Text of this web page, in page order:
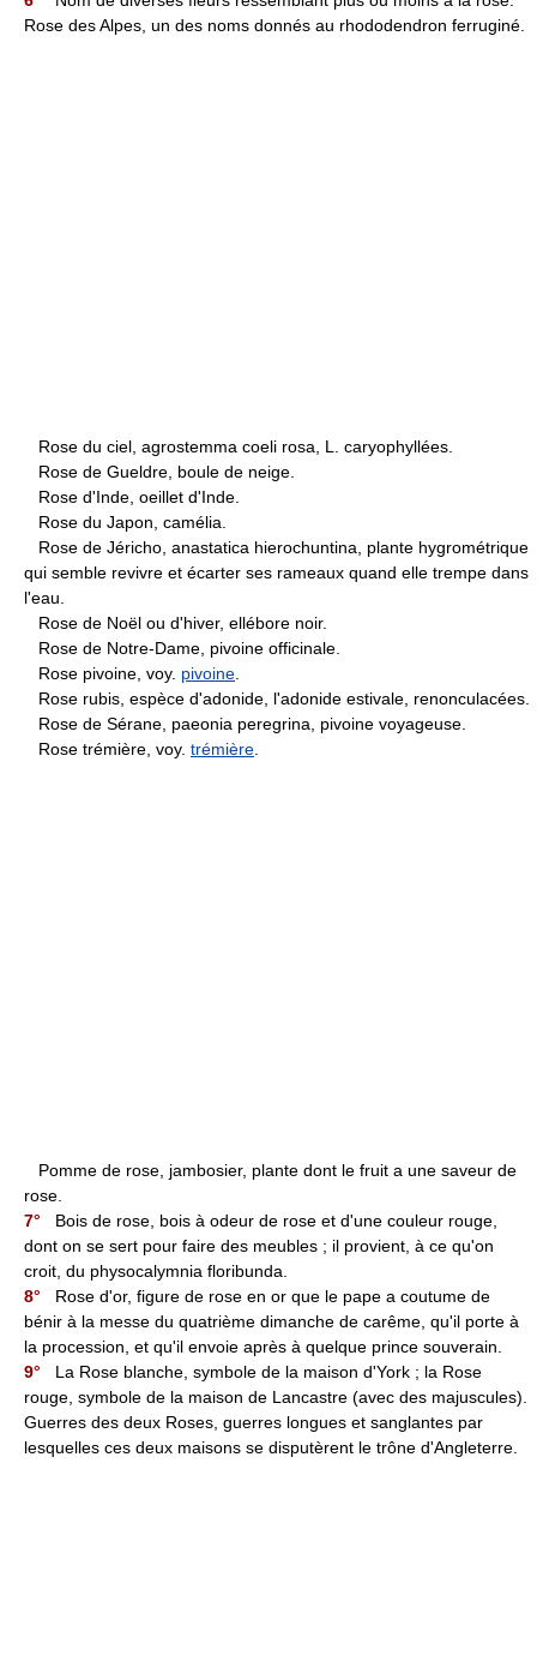
Rose des Alpes, un des noms donnés au rhododendron ferruginé.
Rose du ciel, agrostemma coeli rosa, L. caryophyllées.
Rose de Gueldre, boule de neige.
Rose d'Inde, oeillet d'Inde.
Rose du Japon, camélia.
Rose de Jéricho, anastatica hierochuntina, plante hygrométrique
qui semble revivre et écarter ses rameaux quand elle trempe dans
l'eau.
Rose de Noël ou d'hiver, ellébore noir.
Rose de Notre-Dame, pivoine officinale.
Rose pivoine, voy. pivoine
Rose rubis, espèce d'adonide, l'adonide estivale, renonculacées.
Rose de Sérane, paeonia peregrina, pivoine voyageuse.
Rose trémière, voy. trémière
Pomme de rose, jambosier, plante dont le fruit a une saveur de
rose.
7° Bois de rose, bois à odeur de rose et d'une couleur rouge,
dont on se sert pour faire des meubles ; il provient, à ce qu'on
croit, du physocalymnia floribunda.
8° Rose d'or, figure de rose en or que le pape a coutume de
bénir à la messe du quatrième dimanche de carême, qu'il porte à
la procession, et qu'il envoie après à quelque prince souverain.
9° La Rose blanche, symbole de la maison d'York ; la Rose
rouge, symbole de la maison de Lancastre (avec des majuscules).
Guerres des deux Roses, guerres longues et sanglantes par
lesquelles ces deux maisons se disputèrent le trône d'Angleterre.